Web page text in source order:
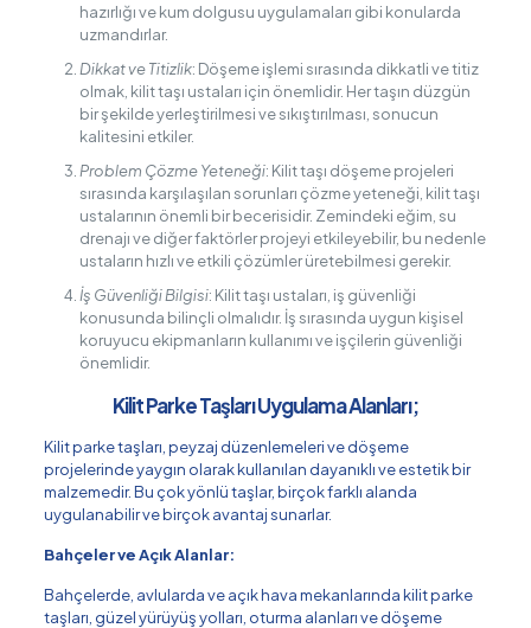
hazırlığı ve kum dolgusu uygulamaları gibi konularda
uzmandırlar.
Dikkat ve Titizlik: Döşeme işlemi sırasında dikkatli ve titiz
olmak, kilit taşı ustaları için önemlidir. Her taşın düzgün
bir şekilde yerleştirilmesi ve sıkıştırılması, sonucun
kalitesini etkiler.
Problem Çözme Yeteneği: Kilit taşı döşeme projeleri
sırasında karşılaşılan sorunları çözme yeteneği, kilit taşı
ustalarının önemli bir becerisidir. Zemindeki eğim, su
drenajı ve diğer faktörler projeyi etkileyebilir, bu nedenle
ustaların hızlı ve etkili çözümler üretebilmesi gerekir.
İş Güvenliği Bilgisi: Kilit taşı ustaları, iş güvenliği
konusunda bilinçli olmalıdır. İş sırasında uygun kişisel
koruyucu ekipmanların kullanımı ve işçilerin güvenliği
önemlidir.
Kilit Parke Taşları Uygulama Alanları;
Kilit parke taşları, peyzaj düzenlemeleri ve döşeme
projelerinde yaygın olarak kullanılan dayanıklı ve estetik bir
malzemedir. Bu çok yönlü taşlar, birçok farklı alanda
uygulanabilir ve birçok avantaj sunarlar.
Bahçeler ve Açık Alanlar:
Bahçelerde, avlularda ve açık hava mekanlarında kilit parke
taşları, güzel yürüyüş yolları, oturma alanları ve döşeme